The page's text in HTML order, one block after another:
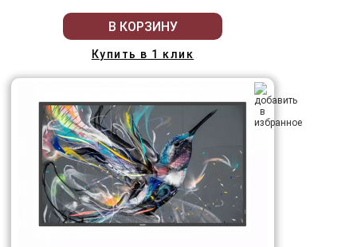
В КОРЗИНУ
Купить в 1 клик